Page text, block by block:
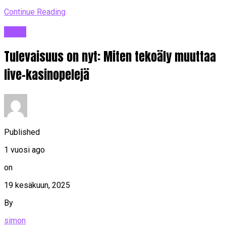
Continue Reading
Tulevaisuus on nyt: Miten tekoäly muuttaa
live-kasinopelejä
Published
1 vuosi ago
on
19 kesäkuun, 2025
By
simon